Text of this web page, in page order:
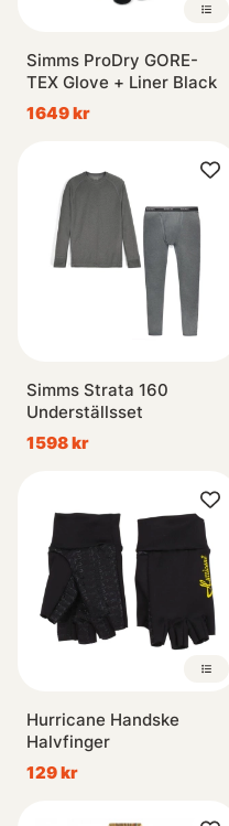
Simms ProDry GORE-
TEX Glove + Liner Black
1649 kr
Simms Strata 160
Underställsset
1598 kr
Hurricane Handske
Halvfinger
129 kr